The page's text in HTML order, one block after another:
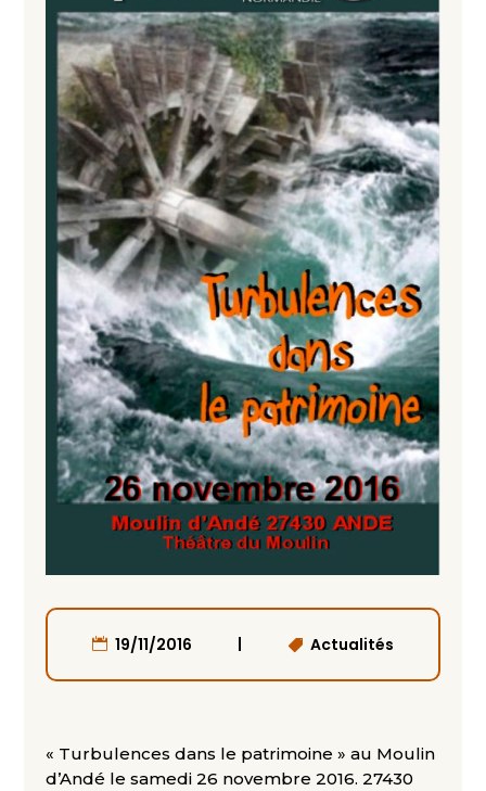
19/11/2016 | Actualités
« Turbulences dans le patrimoine » au Moulin
d’Andé le samedi 26 novembre 2016. 27430